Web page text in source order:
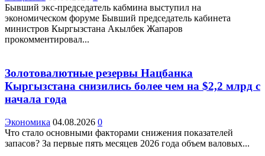
Бывший экс-председатель кабмина выступил на
экономическом форуме Бывший председатель кабинета
министров Кыргызстана Акылбек Жапаров
прокомментировал...
Золотовалютные резервы Нацбанка
Кыргызстана снизились более чем на $2,2 млрд с
начала года
Экономика 04.08.2026 0
Что стало основными факторами снижения показателей
запасов? За первые пять месяцев 2026 года объем валовых...